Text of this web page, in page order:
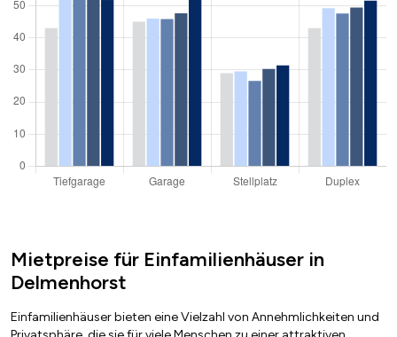
Mietpreise für Einfamilienhäuser in
Delmenhorst
Einfamilienhäuser bieten eine Vielzahl von Annehmlichkeiten und